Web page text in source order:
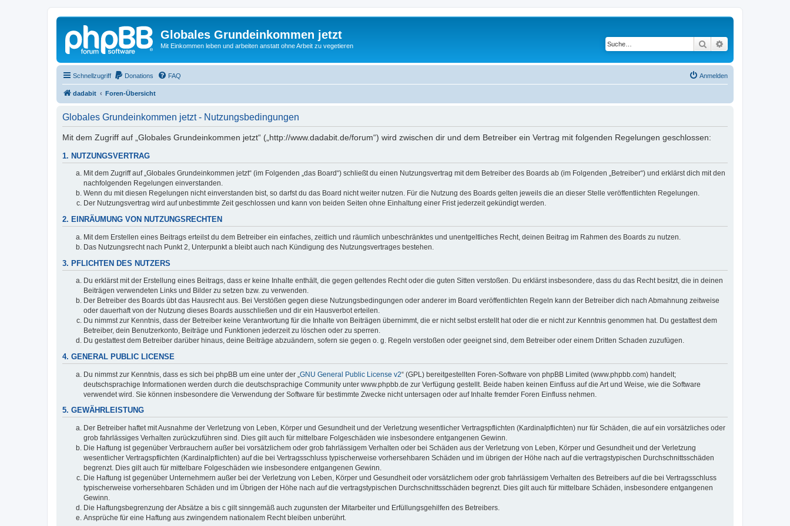
Globales Grundeinkommen jetzt
Mit Einkommen leben und arbeiten anstatt ohne Arbeit zu vegetieren Suche
Schnellzugriff Donations FAQ Anmelden
dadabit Foren-Übersicht
Globales Grundeinkommen jetzt - Nutzungsbedingungen
Mit dem Zugriff auf „Globales Grundeinkommen jetzt“ („http://www.dadabit.de/forum“) wird zwischen dir und dem Betreiber ein Vertrag mit folgenden Regelungen geschlossen:
1. NUTZUNGSVERTRAG
Mit dem Zugriff auf „Globales Grundeinkommen jetzt“ (im Folgenden „das Board“) schließt du einen Nutzungsvertrag mit dem Betreiber des Boards ab (im Folgenden „Betreiber“) und erklärst dich mit den
nachfolgenden Regelungen einverstanden.
Wenn du mit diesen Regelungen nicht einverstanden bist, so darfst du das Board nicht weiter nutzen. Für die Nutzung des Boards gelten jeweils die an dieser Stelle veröffentlichten Regelungen.
Der Nutzungsvertrag wird auf unbestimmte Zeit geschlossen und kann von beiden Seiten ohne Einhaltung einer Frist jederzeit gekündigt werden.
2. EINRÄUMUNG VON NUTZUNGSRECHTEN
Mit dem Erstellen eines Beitrags erteilst du dem Betreiber ein einfaches, zeitlich und räumlich unbeschränktes und unentgeltliches Recht, deinen Beitrag im Rahmen des Boards zu nutzen.
Das Nutzungsrecht nach Punkt 2, Unterpunkt a bleibt auch nach Kündigung des Nutzungsvertrages bestehen.
3. PFLICHTEN DES NUTZERS
Du erklärst mit der Erstellung eines Beitrags, dass er keine Inhalte enthält, die gegen geltendes Recht oder die guten Sitten verstoßen. Du erklärst insbesondere, dass du das Recht besitzt, die in deinen
Beiträgen verwendeten Links und Bilder zu setzen bzw. zu verwenden.
Der Betreiber des Boards übt das Hausrecht aus. Bei Verstößen gegen diese Nutzungsbedingungen oder anderer im Board veröffentlichten Regeln kann der Betreiber dich nach Abmahnung zeitweise
oder dauerhaft von der Nutzung dieses Boards ausschließen und dir ein Hausverbot erteilen.
Du nimmst zur Kenntnis, dass der Betreiber keine Verantwortung für die Inhalte von Beiträgen übernimmt, die er nicht selbst erstellt hat oder die er nicht zur Kenntnis genommen hat. Du gestattest dem
Betreiber, dein Benutzerkonto, Beiträge und Funktionen jederzeit zu löschen oder zu sperren.
Du gestattest dem Betreiber darüber hinaus, deine Beiträge abzuändern, sofern sie gegen o. g. Regeln verstoßen oder geeignet sind, dem Betreiber oder einem Dritten Schaden zuzufügen.
4. GENERAL PUBLIC LICENSE
Du nimmst zur Kenntnis, dass es sich bei phpBB um eine unter der „ GNU General Public License v2“ (GPL) bereitgestellten Foren-Software von phpBB Limited (www.phpbb.com) handelt;
deutschsprachige Informationen werden durch die deutschsprachige Community unter www.phpbb.de zur Verfügung gestellt. Beide haben keinen Einfluss auf die Art und Weise, wie die Software
verwendet wird. Sie können insbesondere die Verwendung der Software für bestimmte Zwecke nicht untersagen oder auf Inhalte fremder Foren Einfluss nehmen.
5. GEWÄHRLEISTUNG
Der Betreiber haftet mit Ausnahme der Verletzung von Leben, Körper und Gesundheit und der Verletzung wesentlicher Vertragspflichten (Kardinalpflichten) nur für Schäden, die auf ein vorsätzliches oder
grob fahrlässiges Verhalten zurückzuführen sind. Dies gilt auch für mittelbare Folgeschäden wie insbesondere entgangenen Gewinn.
Die Haftung ist gegenüber Verbrauchern außer bei vorsätzlichem oder grob fahrlässigem Verhalten oder bei Schäden aus der Verletzung von Leben, Körper und Gesundheit und der Verletzung
wesentlicher Vertragspflichten (Kardinalpflichten) auf die bei Vertragsschluss typischerweise vorhersehbaren Schäden und im übrigen der Höhe nach auf die vertragstypischen Durchschnittsschäden
begrenzt. Dies gilt auch für mittelbare Folgeschäden wie insbesondere entgangenen Gewinn.
Die Haftung ist gegenüber Unternehmern außer bei der Verletzung von Leben, Körper und Gesundheit oder vorsätzlichem oder grob fahrlässigem Verhalten des Betreibers auf die bei Vertragsschluss
typischerweise vorhersehbaren Schäden und im Übrigen der Höhe nach auf die vertragstypischen Durchschnittsschäden begrenzt. Dies gilt auch für mittelbare Schäden, insbesondere entgangenen
Gewinn.
Die Haftungsbegrenzung der Absätze a bis c gilt sinngemäß auch zugunsten der Mitarbeiter und Erfüllungsgehilfen des Betreibers.
Ansprüche für eine Haftung aus zwingendem nationalem Recht bleiben unberührt.